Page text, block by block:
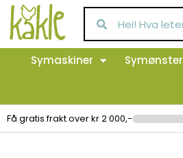
Symaskiner Symønster
Få gratis frakt over kr 2 000,-